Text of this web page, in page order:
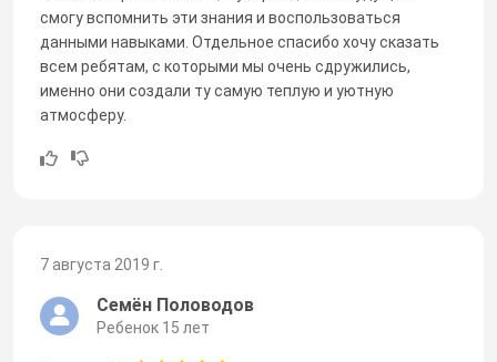
смогу вспомнить эти знания и воспользоваться
данными навыками. Отдельное спасибо хочу сказать
всем ребятам, с которыми мы очень сдружились,
именно они создали ту самую теплую и уютную
атмосферу.
7 августа 2019 г.
Семён Половодов
Ребенок 15 лет